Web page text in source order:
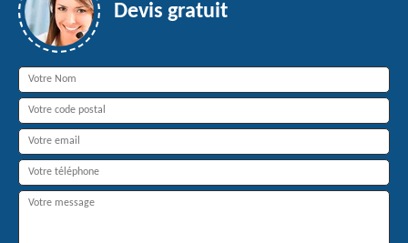
Devis gratuit